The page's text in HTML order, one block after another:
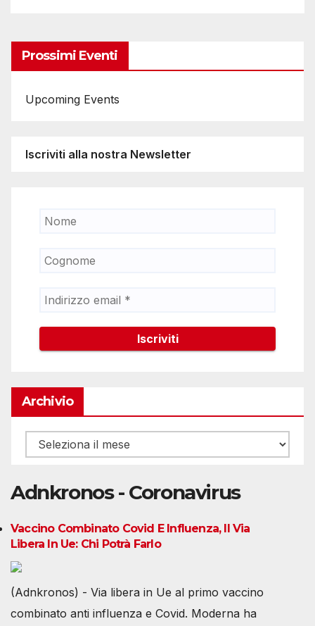
Prossimi Eventi
Upcoming Events
Iscriviti alla nostra Newsletter
Archivio
Archivio
Adnkronos - Coronavirus
Vaccino Combinato Covid E Influenza, Il Via
Libera In Ue: Chi Potrà Farlo
(Adnkronos) - Via libera in Ue al primo vaccino
combinato anti influenza e Covid. Moderna ha